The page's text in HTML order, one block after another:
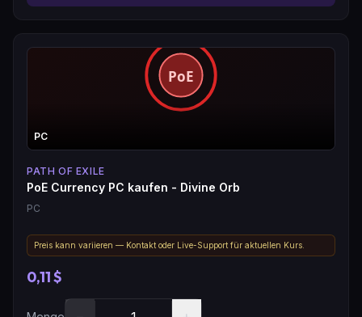
PC
PATH OF EXILE
PoE Currency PC kaufen - Divine Orb
PC
Preis kann variieren — Kontakt oder Live-Support für aktuellen Kurs.
0,11 $